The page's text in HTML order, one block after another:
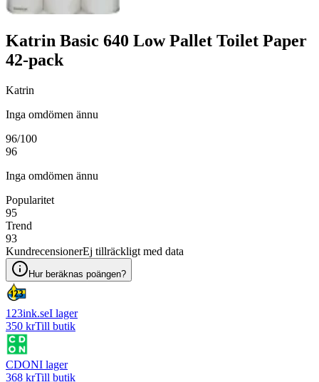
Katrin Basic 640 Low Pallet Toilet Paper
42-pack
Katrin
Inga omdömen ännu
96/100
96
Inga omdömen ännu
Popularitet
95
Trend
93
KundrecensionerEj tillräckligt med data
Hur beräknas poängen?
123ink.seI lager
350 krTill butik
CDONI lager
368 krTill butik